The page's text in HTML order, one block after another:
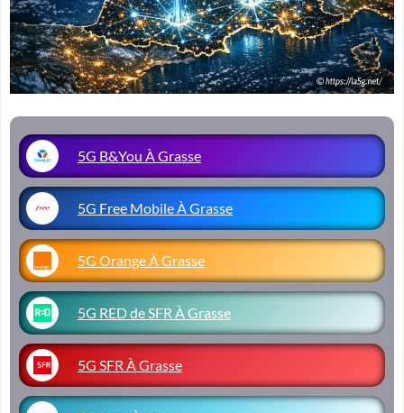
5G B&You À Grasse
5G Free Mobile À Grasse
5G Orange À Grasse
5G RED de SFR À Grasse
5G SFR À Grasse